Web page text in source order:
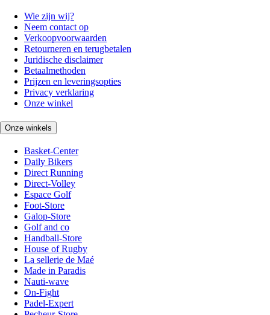
Wie zijn wij?
Neem contact op
Verkoopvoorwaarden
Retourneren en terugbetalen
Juridische disclaimer
Betaalmethoden
Prijzen en leveringsopties
Privacy verklaring
Onze winkel
Onze winkels
Basket-Center
Daily Bikers
Direct Running
Direct-Volley
Espace Golf
Foot-Store
Galop-Store
Golf and co
Handball-Store
House of Rugby
La sellerie de Maé
Made in Paradis
Nauti-wave
On-Fight
Padel-Expert